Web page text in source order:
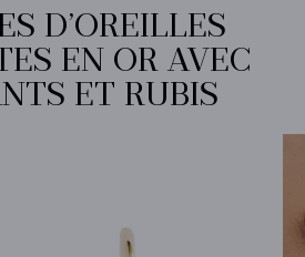
D’OREILLES
EN OR AVEC
ET RUBIS